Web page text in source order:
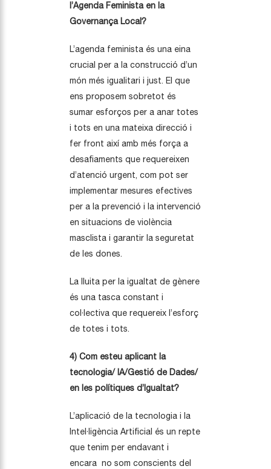
l’Agenda Feminista en la
Governança Local?
L’agenda feminista és una eina
crucial per a la construcció d’un
món més igualitari i just. El que
ens proposem sobretot és
sumar esforços per a anar totes
i tots en una mateixa direcció i
fer front així amb més força a
desafiaments que requereixen
d’atenció urgent, com pot ser
implementar mesures efectives
per a la prevenció i la intervenció
en situacions de violència
masclista i garantir la seguretat
de les dones.
La lluita per la igualtat de gènere
és una tasca constant i
col·lectiva que requereix l’esforç
de totes i tots.
4) Com esteu aplicant la
tecnologia/ IA/Gestió de Dades/
en les polítiques d’Igualtat?
L’aplicació de la tecnologia i la
Intel·ligència Artificial és un repte
que tenim per endavant i
encara no som conscients del